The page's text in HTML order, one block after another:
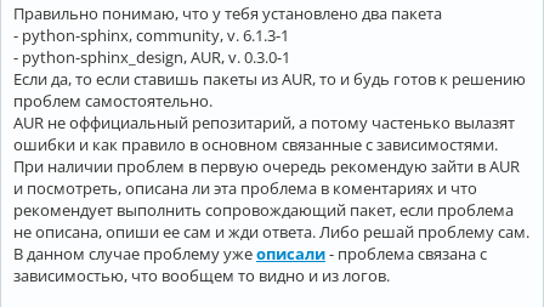
Правильно понимаю, что у тебя установлено два пакета
- python-sphinx, community, v. 6.1.3-1
- python-sphinx_design, AUR, v. 0.3.0-1
Если да, то если ставишь пакеты из AUR, то и будь готов к решению
проблем самостоятельно.
AUR не оффициальный репозитарий, а потому частенько вылазят
ошибки и как правило в основном связанные с зависимостями.
При наличии проблем в первую очередь рекомендую зайти в AUR
и посмотреть, описана ли эта проблема в коментариях и что
рекомендует выполнить сопровождающий пакет, если проблема
не описана, опиши ее сам и жди ответа. Либо решай проблему сам.
В данном случае проблему ужеописали- проблема связана с
зависимостью, что вообщем то видно и из логов.